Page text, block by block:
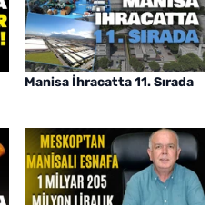
Manisa İhracatta 11. Sırada